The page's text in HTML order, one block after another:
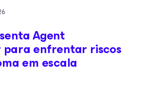
Agent
para enfrentar riscos
em escala